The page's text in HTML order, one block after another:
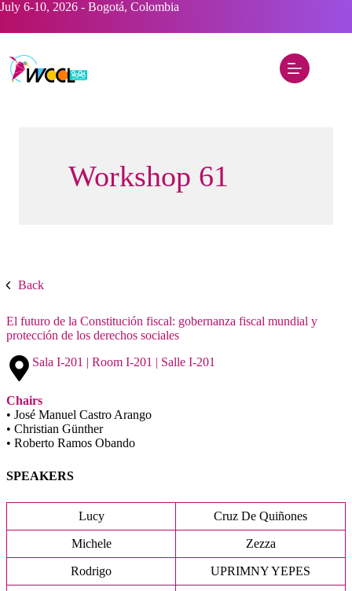
Saltar
contenido
July 6-10, 2026 - Bogotá, Colombia
Workshop 61
Back
El futuro de la Constitución fiscal: gobernanza fiscal mundial y
protección de los derechos sociales
Sala I-201 | Room I-201 | Salle I-201
Chairs
• José Manuel Castro Arango
• Christian Günther
• Roberto Ramos Obando
SPEAKERS
Lucy Cruz De Quiñones
Michele Zezza
Rodrigo UPRIMNY YEPES